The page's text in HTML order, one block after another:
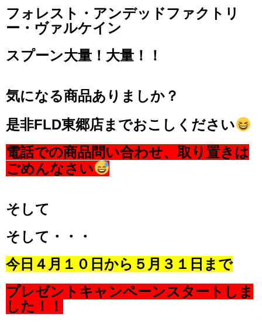
フォレスト・アンデッドファクトリ
ー・ヴァルケイン
スプーン大量！大量！！
気になる商品ありましか？
是非FLD東郷店までおこしください
電話での商品問い合わせ、取り置きは
ごめんなさい
そして
そして・・・
今日４月１０日から５月３１日まで
プレゼントキャンペーンスタートしま
した！！